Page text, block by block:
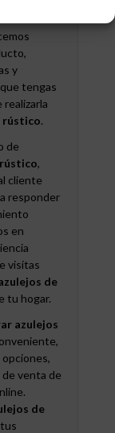
y
tengas
rústico.
de
,
cliente
responder
en
visitas
de
tu hogar.
azulejos
opciones,
venta de
de